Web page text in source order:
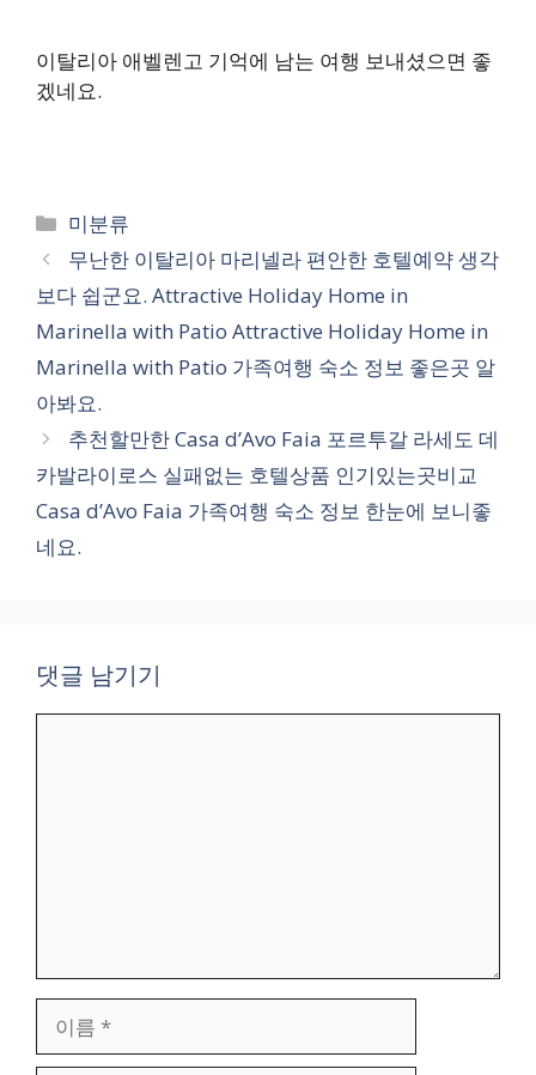
이탈리아 애벨렌고 기억에 남는 여행 보내셨으면 좋
겠네요.
카
테
고
리
미분류
무난한 이탈리아 마리넬라 편안한 호텔예약 생각
보다 쉽군요. Attractive Holiday Home in
Marinella with Patio Attractive Holiday Home in
Marinella with Patio 가족여행 숙소 정보 좋은곳 알
아봐요.
추천할만한 Casa d’Avo Faia 포르투갈 라세도 데
카발라이로스 실패없는 호텔상품 인기있는곳비교
Casa d’Avo Faia 가족여행 숙소 정보 한눈에 보니좋
네요.
댓글 남기기